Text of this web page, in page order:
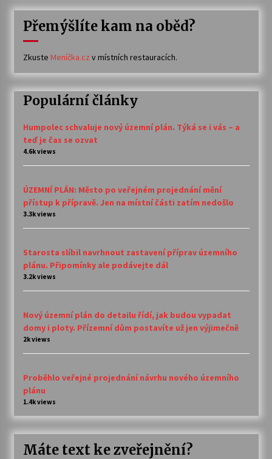
Přemýšlíte kam na oběd?
Zkuste Meníčka.cz v místních restauracích.
Populární články
Humpolec schvaluje nový územní plán. Týká se i vás – a
teď je čas se ozvat
4.6k views
ÚZEMNÍ PLÁN: Město po veřejném projednání mění
přístup k přípravě. Jen na místní části zatím nedošlo
3.3k views
Starosta slíbil navrhnout zastavení příprav územního
plánu. Připomínky ale podávejte dál
3.2k views
Nový územní plán do detailu řídí, jak budou vypadat
domy i ploty. Přízemní dům postavíte už jen výjimečně
2k views
Proběhlo veřejné projednání návrhu nového územního
plánu
1.4k views
Máte text ke zveřejnění?